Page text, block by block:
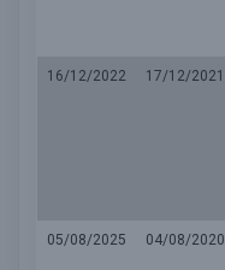
16/12/2022 17/12/2021
05/08/2025 04/08/2020